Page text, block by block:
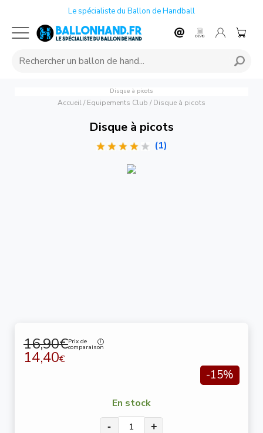
Le spécialiste du Ballon de Handball
Disque à picots
Accueil/ Equipements Club / Disque à picots
Disque à picots
(1)
16,90€Prix de
comparaison
14,40€
-15%
En stock
- +